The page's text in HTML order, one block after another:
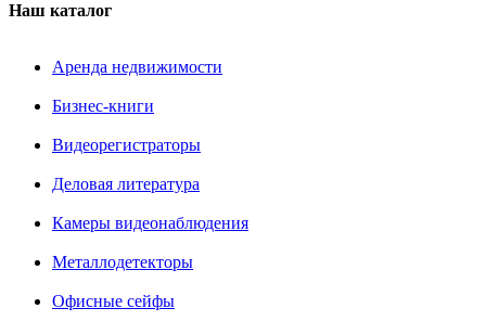
Наш каталог
Аренда недвижимости
Бизнес-книги
Видеорегистраторы
Деловая литература
Камеры видеонаблюдения
Металлодетекторы
Офисные сейфы